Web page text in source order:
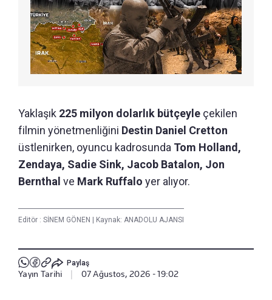
Yaklaşık 225 milyon dolarlık bütçeyle çekilen
filmin yönetmenliğini Destin Daniel Cretton
üstlenirken, oyuncu kadrosunda Tom Holland,
Zendaya, Sadie Sink, Jacob Batalon, Jon
Bernthal ve Mark Ruffalo yer alıyor.
Editör : SİNEM GÖNEN | Kaynak: ANADOLU AJANSI
Paylaş
Yayın Tarihi 07 Ağustos, 2026 - 19:02